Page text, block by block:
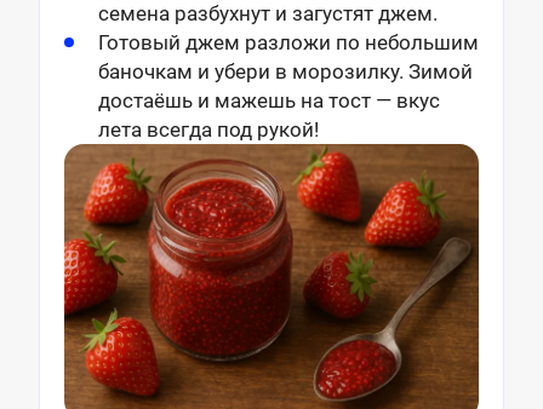
семена разбухнут и загустят джем.
Готовый джем разложи по небольшим
баночкам и убери в морозилку. Зимой
достаёшь и мажешь на тост — вкус
лета всегда под рукой!